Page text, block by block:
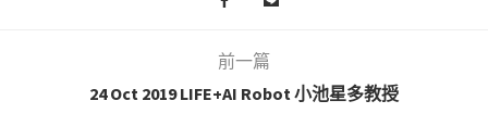
前一篇
24 Oct 2019 LIFE+AI Robot 小池星多教授